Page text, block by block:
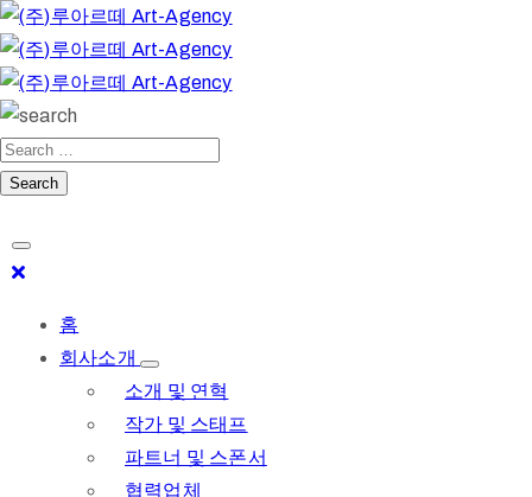
홈
회사소개
소개 및 연혁
작가 및 스태프
파트너 및 스폰서
협력업체